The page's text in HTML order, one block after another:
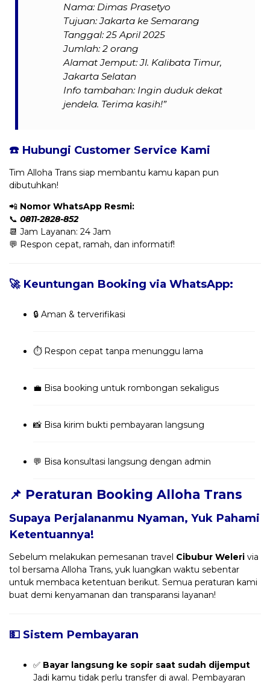
Nama: Dimas Prasetyo
Tujuan: Jakarta ke Semarang
Tanggal: 25 April 2025
Jumlah: 2 orang
Alamat Jemput: Jl. Kalibata Timur,
Jakarta Selatan
Info tambahan: Ingin duduk dekat
jendela. Terima kasih!”
☎️ Hubungi Customer Service Kami
Tim Alloha Trans siap membantu kamu kapan pun
dibutuhkan!
📲 Nomor WhatsApp Resmi:
📞 0811-2828-852
📆 Jam Layanan: 24 Jam
💬 Respon cepat, ramah, dan informatif!
🚀 Keuntungan Booking via WhatsApp:
🔒 Aman & terverifikasi
⏱️ Respon cepat tanpa menunggu lama
💼 Bisa booking untuk rombongan sekaligus
📸 Bisa kirim bukti pembayaran langsung
💬 Bisa konsultasi langsung dengan admin
📌 Peraturan Booking Alloha Trans
Supaya Perjalananmu Nyaman, Yuk Pahami
Ketentuannya!
Sebelum melakukan pemesanan travel Cibubur Weleri via
tol bersama Alloha Trans, yuk luangkan waktu sebentar
untuk membaca ketentuan berikut. Semua peraturan kami
buat demi kenyamanan dan transparansi layanan!
💵 Sistem Pembayaran
✅ Bayar langsung ke sopir saat sudah dijemput
Jadi kamu tidak perlu transfer di awal. Pembayaran